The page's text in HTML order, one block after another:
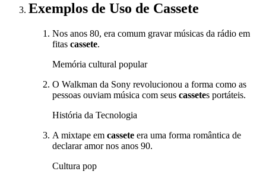
Exemplos de Uso de Cassete
Nos anos 80, era comum gravar músicas da rádio em
fitas cassete.
Memória cultural popular
O Walkman da Sony revolucionou a forma como as
pessoas ouviam música com seus cassetes portáteis.
História da Tecnologia
A mixtape em cassete era uma forma romântica de
declarar amor nos anos 90.
Cultura pop